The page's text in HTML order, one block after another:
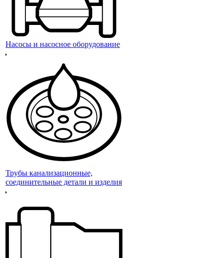
Насосы и насосное оборудование
Трубы канализационные,
соединительные детали и изделия